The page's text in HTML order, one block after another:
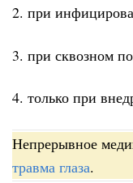
2. при
3. при сквозном
4. только при
Непрерывное
травма глаза.